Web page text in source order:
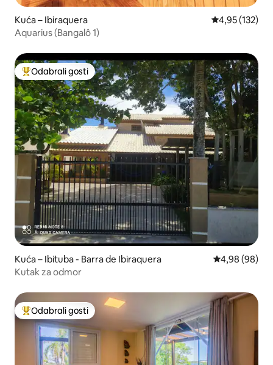
Kuća – Ibiraquera Prosječna
4,95 (132)
Aquarius (Bangalô 1)
Među najviše rangiranima s oznakom „Odabrali gosti”
Odabrali gosti
Kuća – Ibituba - Barra de Ibiraquera Prosječna
4,98 (98)
Kutak za odmor
Među najviše rangiranima s oznakom „Odabrali gosti”
Odabrali gosti